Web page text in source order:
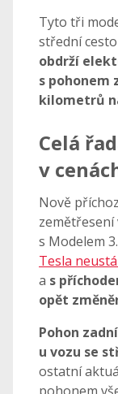
Tyto tři
střední
obdrží
s pohonem
kilometrů
Celá
v
Nově
zemětřesení
s Modelem
Tesla
a s
opět
Pohon
u vozu se
ostatní
pohonem